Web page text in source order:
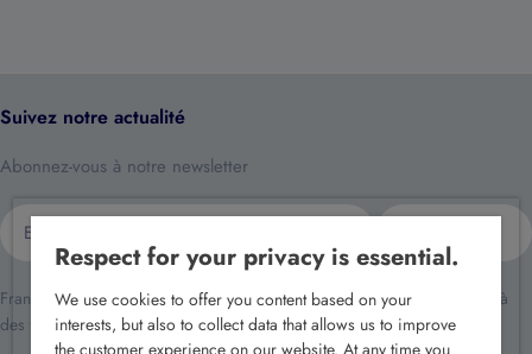
Suivez notre actualité
Abonnez-vous à notre newsletter
mail
France Sécurité traite vos données dans le cadre de la relation client et à
des fins de prospection commerciale.
Respect for your privacy is essential.
We use cookies to offer you content based on your
interests, but also to collect data that allows us to improve
the customer experience on our website. At any time you